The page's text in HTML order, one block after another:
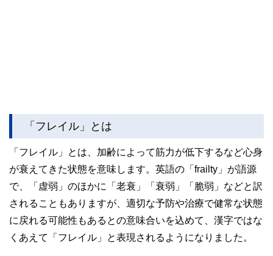
「フレイル」とは
「フレイル」とは、加齢によって筋力が低下するなど心身
が衰えてきた状態を意味します。英語の「frailty」が語源
で、「虚弱」のほかに「老衰」「衰弱」「脆弱」などと訳
されることもありますが、適切な予防や治療で健常な状態
に戻れる可能性もあるとの意味合いを込めて、漢字ではな
くあえて「フレイル」と表現されるようになりました。